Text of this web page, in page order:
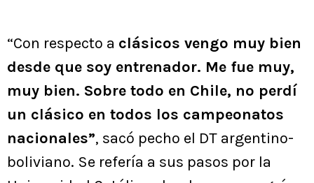
“Con respecto a clásicos vengo muy bien
desde que soy entrenador. Me fue muy,
muy bien. Sobre todo en Chile, no perdí
un clásico en todos los campeonatos
nacionales”, sacó pecho el DT argentino-
boliviano. Se refería a sus pasos por la